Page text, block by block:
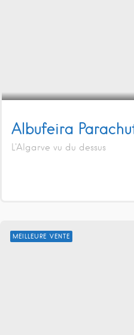
Albufeira
L'Algarve vu du dessus
MEILLEURE VENTE